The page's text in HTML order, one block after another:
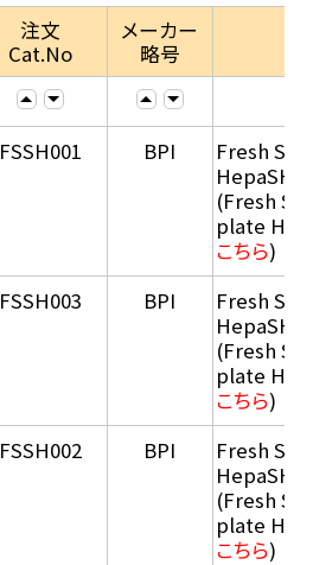
注文
Cat.No
メーカー
略号
FSSH001 BPI
Fresh
HepaSH®
(Fresh
plate
こちら)
FSSH003 BPI
Fresh
HepaSH®
(Fresh
plate
こちら)
FSSH002 BPI
Fresh
HepaSH®
(Fresh
plate
こちら)